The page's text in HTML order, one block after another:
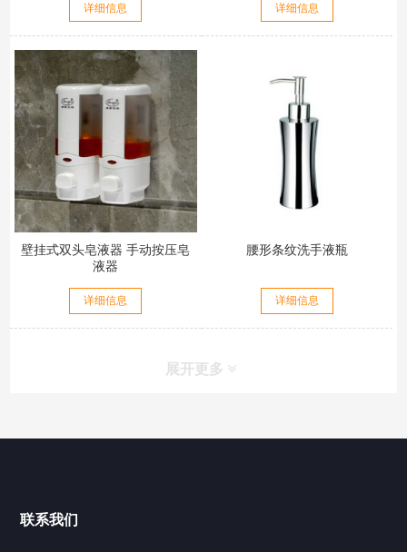
详细信息 详细信息
壁挂式双头皂液器 手动按压皂
液器
详细信息
腰形条纹洗手液瓶
详细信息
展开更多
联系我们